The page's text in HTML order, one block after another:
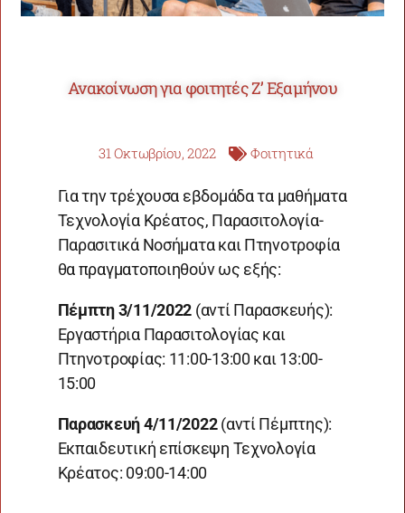
Ανακοίνωση για φοιτητές Ζ’ Εξαμήνου
31 Οκτωβρίου, 2022 Φοιτητικά
Για την τρέχουσα εβδομάδα τα μαθήματα
Τεχνολογία Κρέατος, Παρασιτολογία-
Παρασιτικά Νοσήματα και Πτηνοτροφία
θα πραγματοποιηθούν ως εξής:
Πέμπτη 3/11/2022 (αντί Παρασκευής):
Εργαστήρια Παρασιτολογίας και
Πτηνοτροφίας: 11:00-13:00 και 13:00-
15:00
Παρασκευή 4/11/2022(αντί Πέμπτης):
Εκπαιδευτική επίσκεψη Τεχνολογία
Κρέατος: 09:00-14:00